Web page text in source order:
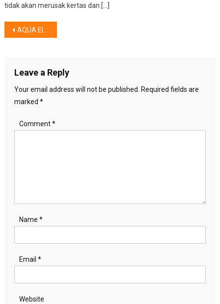
tidak akan merusak kertas dan […]
Post
AQUA Elektronik Hadir di Jakarta Fair Kemayoran 2026 : Membawa Inovasi Rumah Tangga Modern dan Lelang Seru
Leave a Reply
Your email address will not be published.
Required fields are
marked *
Comment*
Name *
Email *
Website